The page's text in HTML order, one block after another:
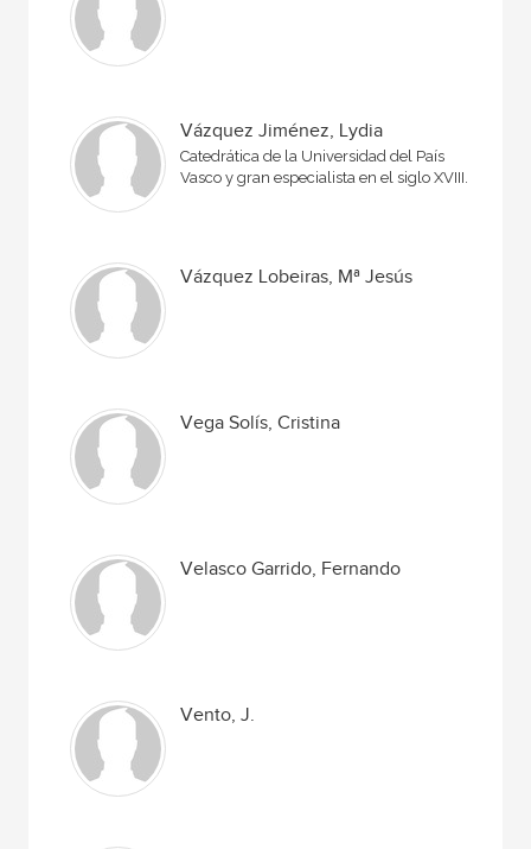
Vázquez Jiménez, Lydia
Catedrática de la Universidad del País
Vasco y gran especialista en el siglo XVIII.
Vázquez Lobeiras, Mª Jesús
Vega Solís, Cristina
Velasco Garrido, Fernando
Vento, J.